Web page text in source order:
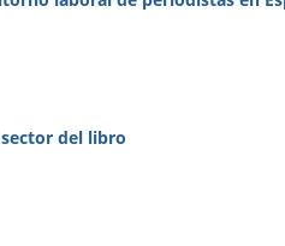
del libro